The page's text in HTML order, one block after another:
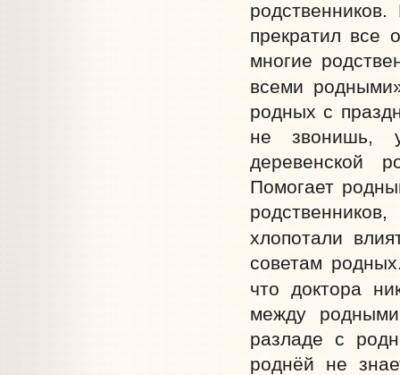
прекратил все
многие
всеми
родных с
не звонишь,
деревенской
Помогает
хлопотали
советам
что доктора
между
разладе с
роднёй не